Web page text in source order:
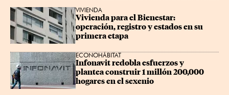
VIVIENDA
Vivienda para el Bienestar:
operación, registro y estados en su
primera etapa
ECONOHÁBITAT
Infonavit redobla esfuerzos y
plantea construir 1 millón 200,000
hogares en el sexenio